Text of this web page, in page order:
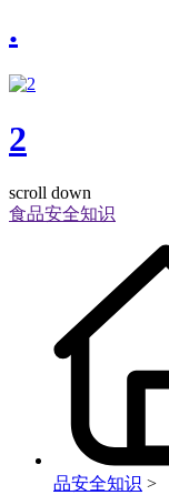
.
2
scroll down
食品安全知识
品安全知识 >